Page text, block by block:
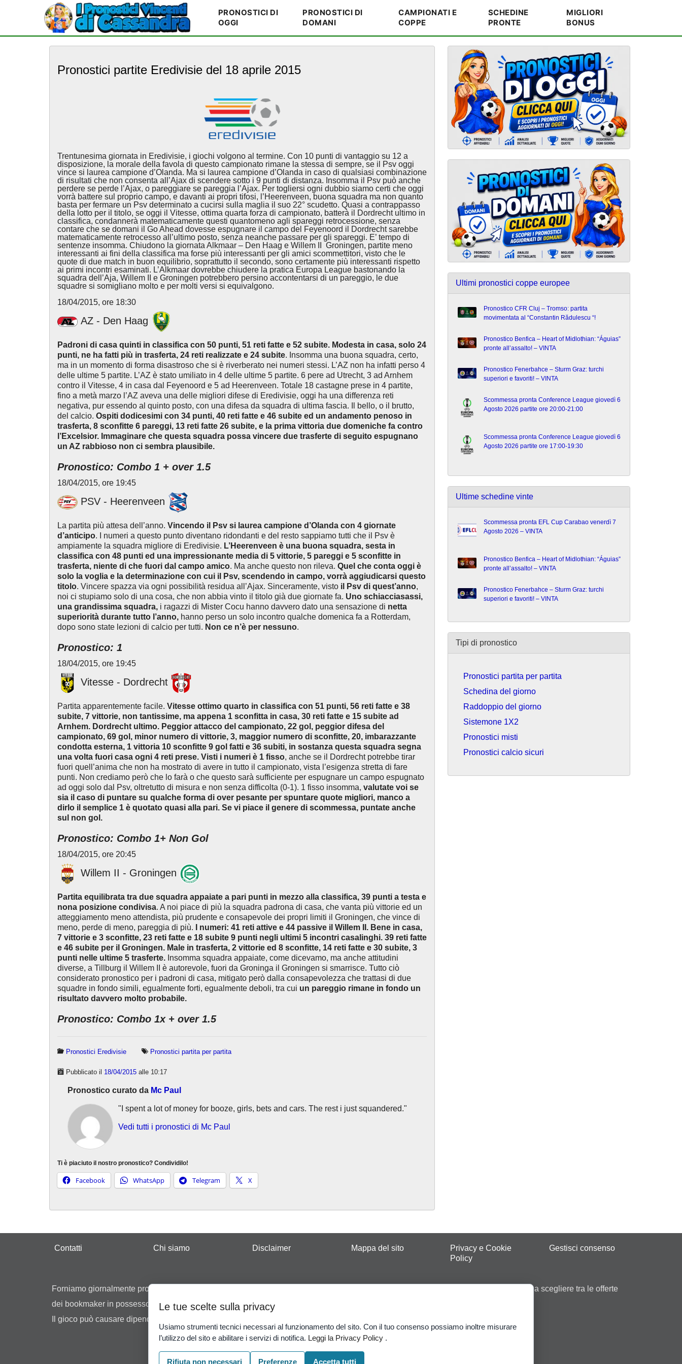
PRONOSTICI DI
OGGI
PRONOSTICI DI
DOMANI
CAMPIONATI E
COPPE
SCHEDINE
PRONTE
MIGLIORI
BONUS
Pronostici partite Eredivisie del 18 aprile 2015
Trentunesima giornata in Eredivisie, i giochi volgono al termine. Con 10 punti di vantaggio su 12 a
disposizione, la morale della favola di questo campionato rimane la stessa di sempre, se il Psv oggi
vince si laurea campione d’Olanda. Ma si laurea campione d’Olanda in caso di qualsiasi combinazione
di risultati che non consenta all’Ajax di scendere sotto i 9 punti di distanza. Insomma il Psv può anche
perdere se perde l’Ajax, o pareggiare se pareggia l’Ajax. Per togliersi ogni dubbio siamo certi che oggi
vorrà battere sul proprio campo, e davanti ai propri tifosi, l’Heerenveen, buona squadra ma non quanto
basta per fermare un Psv determinato a cucirsi sulla maglia il suo 22° scudetto. Quasi a contrappasso
della lotto per il titolo, se oggi il Vitesse, ottima quarta forza di campionato, batterà il Dordrecht ultimo in
classifica, condannerà matematicamente questi quantomeno agli spareggi retrocessione, senza
contare che se domani il Go Ahead dovesse espugnare il campo del Feyenoord il Dordrecht sarebbe
matematicamente retrocesso all’ultimo posto, senza neanche passare per gli spareggi. E’ tempo di
sentenze insomma. Chiudono la giornata Alkmaar – Den Haag e Willem II Groningen, partite meno
interessanti ai fini della classifica ma forse più interessanti per gli amici scommettitori, visto che le
quote di due match in buon equilibrio, soprattutto il secondo, sono certamente più interessanti rispetto
ai primi incontri esaminati. L’Alkmaar dovrebbe chiudere la pratica Europa League bastonando la
squadra dell’Aja, Willem II e Groningen potrebbero persino accontentarsi di un pareggio, le due
squadre si somigliano molto e per molti versi si equivalgono.
18/04/2015, ore 18:30
AZ - Den Haag
Padroni di casa quinti in classifica con 50 punti, 51 reti fatte e 52 subite. Modesta in casa, solo 24
punti, ne ha fatti più in trasferta, 24 reti realizzate e 24 subite. Insomma una buona squadra, certo,
ma in un momento di forma disastroso che si è riverberato nei numeri stessi. L’AZ non ha infatti perso 4
delle ultime 5 partite. L’AZ è stato umiliato in 4 delle ultime 5 partite. 6 pere ad Utrecht, 3 ad Arnhem
contro il Vitesse, 4 in casa dal Feyenoord e 5 ad Heerenveen. Totale 18 castagne prese in 4 partite,
fino a metà marzo l’AZ aveva una delle migliori difese di Eredivisie, oggi ha una differenza reti
negativa, pur essendo al quinto posto, con una difesa da squadra di ultima fascia. Il bello, o il brutto,
del calcio. Ospiti dodicesimi con 34 punti, 40 reti fatte e 46 subite ed un andamento penoso in
trasferta, 8 sconfitte 6 pareggi, 13 reti fatte 26 subite, e la prima vittoria due domeniche fa contro
l’Excelsior. Immaginare che questa squadra possa vincere due trasferte di seguito espugnano
un AZ rabbioso non ci sembra plausibile.
Pronostico: Combo 1 + over 1.5
18/04/2015, ore 19:45
PSV - Heerenveen
La partita più attesa dell’anno. Vincendo il Psv si laurea campione d’Olanda con 4 giornate
d’anticipo. I numeri a questo punto diventano ridondanti e del resto sappiamo tutti che il Psv è
ampiamente la squadra migliore di Eredivisie. L’Heerenveen è una buona squadra, sesta in
classifica con 48 punti ed una impressionante media di 5 vittorie, 5 pareggi e 5 sconfitte in
trasferta, niente di che fuori dal campo amico. Ma anche questo non rileva. Quel che conta oggi è
solo la voglia e la determinazione con cui il Psv, scendendo in campo, vorrà aggiudicarsi questo
titolo. Vincere spazza via ogni possibilità residua all’Ajax. Sinceramente, visto il Psv di quest’anno,
noi ci stupiamo solo di una cosa, che non abbia vinto il titolo già due giornate fa. Uno schiacciasassi,
una grandissima squadra, i ragazzi di Mister Cocu hanno davvero dato una sensazione di netta
superiorità durante tutto l’anno, hanno perso un solo incontro qualche domenica fa a Rotterdam,
dopo sono state lezioni di calcio per tutti. Non ce n’è per nessuno.
Pronostico: 1
18/04/2015, ore 19:45
Vitesse - Dordrecht
Partita apparentemente facile. Vitesse ottimo quarto in classifica con 51 punti, 56 reti fatte e 38
subite, 7 vittorie, non tantissime, ma appena 1 sconfitta in casa, 30 reti fatte e 15 subite ad
Arnhem. Dordrecht ultimo. Peggior attacco del campionato, 22 gol, peggior difesa del
campionato, 69 gol, minor numero di vittorie, 3, maggior numero di sconfitte, 20, imbarazzante
condotta esterna, 1 vittoria 10 sconfitte 9 gol fatti e 36 subiti, in sostanza questa squadra segna
una volta fuori casa ogni 4 reti prese. Visti i numeri è 1 fisso, anche se il Dordrecht potrebbe tirar
fuori quell’anima che non ha mostrato di avere in tutto il campionato, vista l’esigenza stretta di fare
punti. Non crediamo però che lo farà o che questo sarà sufficiente per espugnare un campo espugnato
ad oggi solo dal Psv, oltretutto di misura e non senza difficolta (0-1). 1 fisso insomma, valutate voi se
sia il caso di puntare su qualche forma di over pesante per spuntare quote migliori, manco a
dirlo il semplice 1 è quotato quasi alla pari. Se vi piace il genere di scommessa, puntate anche
sul non gol.
Pronostico: Combo 1+ Non Gol
18/04/2015, ore 20:45
Willem II - Groningen
Partita equilibrata tra due squadra appaiate a pari punti in mezzo alla classifica, 39 punti a testa e
nona posizione condivisa. A noi piace di più la squadra padrona di casa, che vanta più vittorie ed un
atteggiamento meno attendista, più prudente e consapevole dei propri limiti il Groningen, che vince di
meno, perde di meno, pareggia di più. I numeri: 41 reti attive e 44 passive il Willem II. Bene in casa,
7 vittorie e 3 sconfitte, 23 reti fatte e 18 subite 9 punti negli ultimi 5 incontri casalinghi. 39 reti fatte
e 46 subite per il Groningen. Male in trasferta, 2 vittorie ed 8 sconfitte, 14 reti fatte e 30 subite, 3
punti nelle ultime 5 trasferte. Insomma squadra appaiate, come dicevamo, ma anche attitudini
diverse, a Tillburg il Willem II è autorevole, fuori da Groninga il Groningen si smarrisce. Tutto ciò
considerato pronostico per i padroni di casa, mitigato però dalla consapevolezza che trattasi di due
squadre in fondo simili, egualmente forti, egualmente deboli, tra cui un pareggio rimane in fondo un
risultato davvero molto probabile.
Pronostico: Combo 1x + over 1.5
Pronostici Eredivisie Pronostici partita per partita
Pubblicato il 18/04/2015 alle 10:17
Pronostico curato da Mc Paul
"I spent a lot of money for booze, girls, bets and cars. The rest i just squandered."
Vedi tutti i pronostici di Mc Paul
Ti è piaciuto il nostro pronostico? Condividilo!
Facebook WhatsApp Telegram X
Ultimi pronostici coppe europee
Pronostico CFR Cluj – Tromso: partita
movimentata al “Constantin Rădulescu “!
Pronostico Benfica – Heart of Midlothian: “Águias”
pronte all’assalto! – VINTA
Pronostico Fenerbahce – Sturm Graz: turchi
superiori e favoriti! – VINTA
Scommessa pronta Conference League giovedì 6
Agosto 2026 partite ore 20:00-21:00
Scommessa pronta Conference League giovedì 6
Agosto 2026 partite ore 17:00-19:30
Ultime schedine vinte
Scommessa pronta EFL Cup Carabao venerdì 7
Agosto 2026 – VINTA
Pronostico Benfica – Heart of Midlothian: “Águias”
pronte all’assalto! – VINTA
Pronostico Fenerbahce – Sturm Graz: turchi
superiori e favoriti! – VINTA
Tipi di pronostico
Pronostici partita per partita
Schedina del giorno
Raddoppio del giorno
Sistemone 1X2
Pronostici misti
Pronostici calcio sicuri
Contatti Chi siamo Disclaimer Mappa del sito
Privacy e Cookie
Policy
Gestisci consenso
Forniamo giornalmente pronostici, suggerimenti ed anteprime sulle principali competizioni sportive. Grazie ai nostri consigli ti aiutiamo a scegliere tra le offerte
dei bookmaker in possesso di regolare concessione ad operare in Italia rilasciata dall’Agenzia delle Dogane e dei Monopoli.
Il gioco può causare dipendenza patologica. Il gioco è vietato ai minori di 18 anni.
Le tue scelte sulla privacy
Usiamo strumenti tecnici necessari al funzionamento del sito. Con il tuo consenso possiamo inoltre misurare
l’utilizzo del sito e abilitare i servizi di notifica. Leggi la Privacy Policy .
Rifiuta non necessari Preferenze Accetta tutti